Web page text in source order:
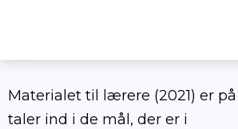
Materialet til lærere (2021) er
taler ind i de mål, der er i